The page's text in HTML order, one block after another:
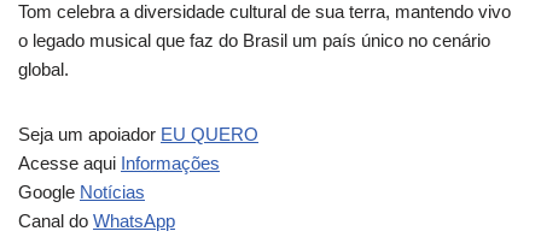
Tom celebra a diversidade cultural de sua terra, mantendo vivo
o legado musical que faz do Brasil um país único no cenário
global.
Seja um apoiador EU QUERO
Acesse aqui Informações
Google Notícias
Canal do WhatsApp